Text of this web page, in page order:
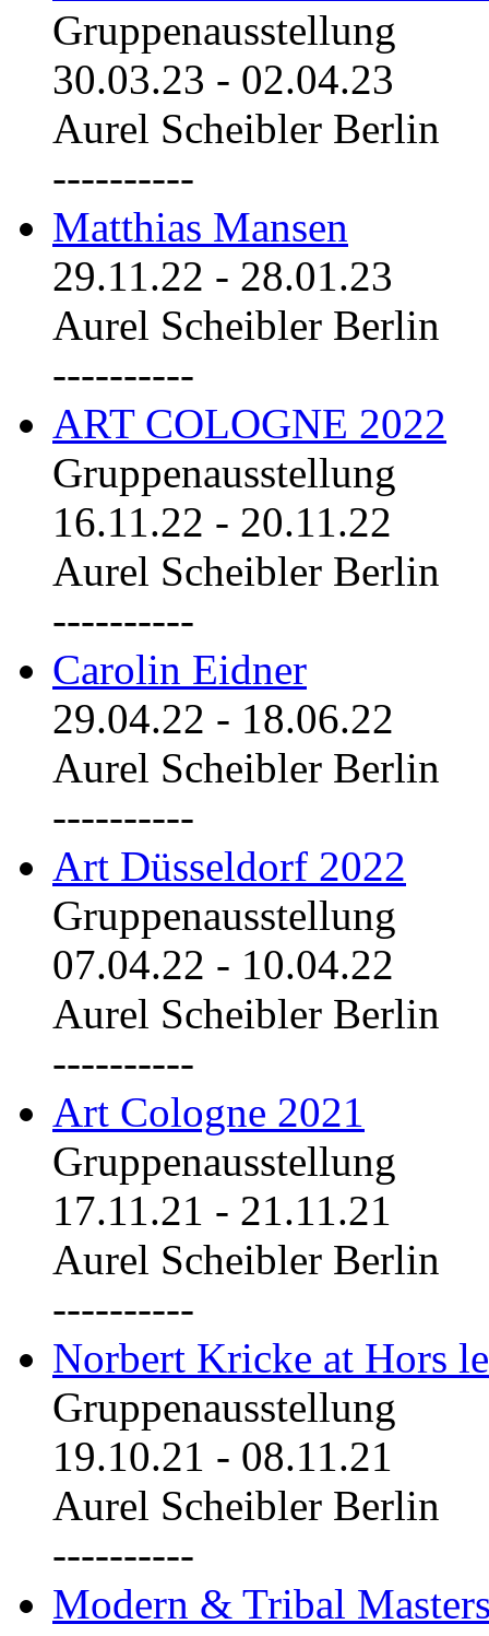
Gruppenausstellung
30.03.23 - 02.04.23
Aurel Scheibler Berlin
----------
Matthias Mansen
29.11.22 - 28.01.23
Aurel Scheibler Berlin
----------
ART COLOGNE 2022
Gruppenausstellung
16.11.22 - 20.11.22
Aurel Scheibler Berlin
----------
Carolin Eidner
29.04.22 - 18.06.22
Aurel Scheibler Berlin
----------
Art Düsseldorf 2022
Gruppenausstellung
07.04.22 - 10.04.22
Aurel Scheibler Berlin
----------
Art Cologne 2021
Gruppenausstellung
17.11.21 - 21.11.21
Aurel Scheibler Berlin
----------
Norbert Kricke at Hors
Gruppenausstellung
19.10.21 - 08.11.21
Aurel Scheibler Berlin
----------
Modern & Tribal